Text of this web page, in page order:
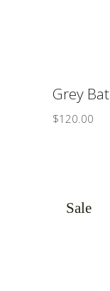
Grey
$120.00
Sale